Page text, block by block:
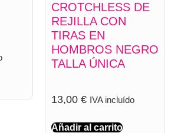
CROTCHLESS DE
REJILLA CON
TIRAS EN
HOMBROS NEGRO
TALLA ÚNICA
13,00 € IVA incluído
Añadir al carrito